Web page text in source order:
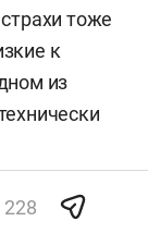
и
самоката
В
тоже
к
из
с ГИБДД
228